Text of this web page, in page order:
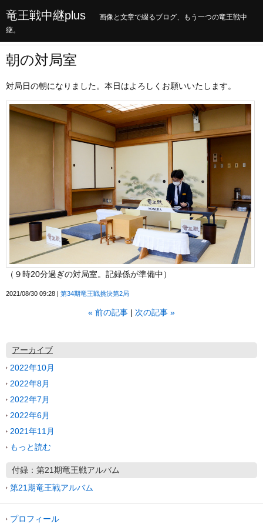
竜王戦中継plus
画像と文章で綴るブログ、もう一つの竜王戦中
継。
朝の対局室
対局日の朝になりました。本日はよろしくお願いいたします。
（９時20分過ぎの対局室。記録係が準備中）
2021/08/30 09:28 第34期竜王戦挑決第2局
« 前の記事 次の記事 »
アーカイブ
2022年10月
2022年8月
2022年7月
2022年6月
2021年11月
もっと読む
付録：第21期竜王戦アルバム
第21期竜王戦アルバム
プロフィール